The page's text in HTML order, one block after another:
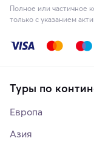
Полное или частичное
только с указанием
Туры по
Европа
Азия